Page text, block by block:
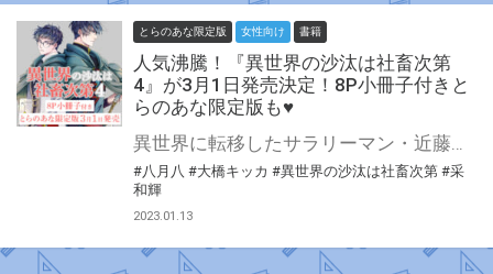
とらのあな限定版 女性向け 書籍
人気沸騰！『異世界の沙汰は社畜次第
4』が3月1日発売決定！8P小冊子付きと
らのあな限定版も♥
異世界に転移したサラリーマン・近藤誠一郎は、ついに聖女召喚計画の目的である”魔の森の瘴気浄化遠征”に帯同する。 森の最深部で命を危険にさらす誠一郎を、盾となって護る騎士団長アレシュ。 誠一郎の機転で瘴気問題に立ち向かい、アレシュもまた思いがけない提案で誠一郎を驚かせるのだった。 二人の距離はさらに近づいて―― 新章突入！ 避ければ避けるほど同居させられる!? 話題の異世界社畜BLの第四巻が発売決定！ とらのあなでは刊行を記念して描き下ろし漫画&書き下ろしSS入り8P小冊子付きとらのあな限定版を発売致します♥ とらのあな池袋店・通販にて予約開始！とらのあな限定版は数量限定生産となりますので、お早めにご予約下さい！
#八月八 #大橋キッカ #異世界の沙汰は社畜次第 #采
和輝
2023.01.13